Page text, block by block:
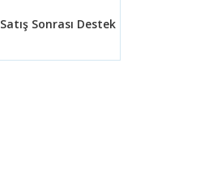
Satış Sonrası Destek